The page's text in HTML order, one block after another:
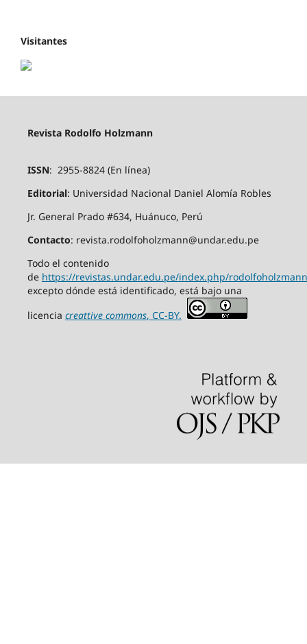
Visitantes
Revista Rodolfo Holzmann
ISSN: 2955-8824 (En línea)
Editorial: Universidad Nacional Daniel Alomía Robles
Jr. General Prado #634, Huánuco, Perú
Contacto: revista.rodolfoholzmann@undar.edu.pe
Todo el contenido
de https://revistas.undar.edu.pe/index.php/
excepto dónde está identificado, está bajo una
licencia creattive commons, CC-BY.